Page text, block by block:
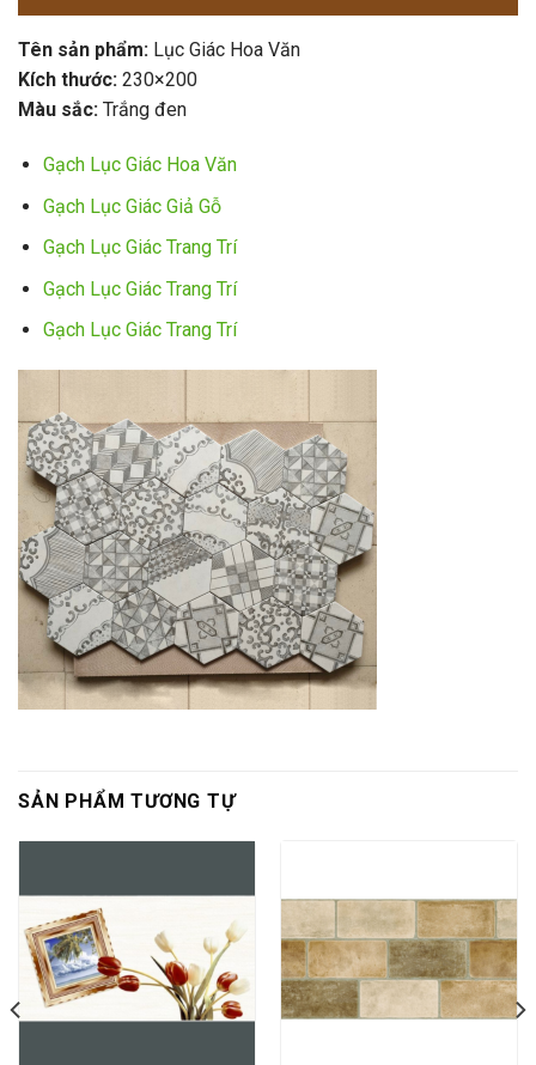
Tên sản phẩm: Lục Giác Hoa Văn
Kích thước: 230×200
Màu sắc: Trắng đen
Gạch Lục Giác Hoa Văn
Gạch Lục Giác Giả Gỗ
Gạch Lục Giác Trang Trí
Gạch Lục Giác Trang Trí
Gạch Lục Giác Trang Trí
SẢN PHẨM TƯƠNG TỰ